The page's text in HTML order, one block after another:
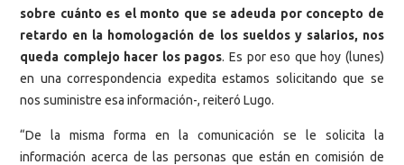
sobre cuánto es el monto que se adeuda por concepto de
retardo en la homologación de los sueldos y salarios, nos
queda complejo hacer los pagos. Es por eso que hoy (lunes)
en una correspondencia expedita estamos solicitando que se
nos suministre esa información-, reiteró Lugo.
“De la misma forma en la comunicación se le solicita la
información acerca de las personas que están en comisión de